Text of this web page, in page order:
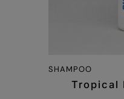
SHAMPOO
Tropical